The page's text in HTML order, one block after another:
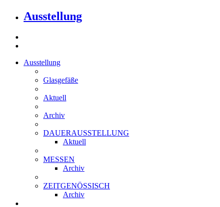
Ausstellung
Ausstellung
Glasgefäße
Aktuell
Archiv
DAUERAUSSTELLUNG
Aktuell
MESSEN
Archiv
ZEITGENÖSSISCH
Archiv